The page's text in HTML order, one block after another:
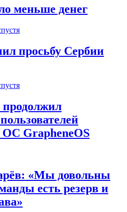
меньше денег
просьбу Сербии
GrapheneOS
«Мы довольны
есть резерв и